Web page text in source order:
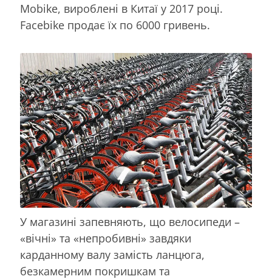
Mobike, вироблені в Китаї у 2017 році.
Facebike продає їх по 6000 гривень.
У магазині запевняють, що велосипеди –
«вічні» та «непробивні» завдяки
карданному валу замість ланцюга,
безкамерним покришкам та